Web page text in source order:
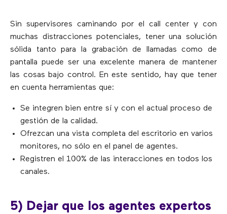
Sin supervisores caminando por el call center y con
muchas distracciones potenciales, tener una solución
sólida tanto para la grabación de llamadas como de
pantalla puede ser una excelente manera de mantener
las cosas bajo control. En este sentido, hay que tener
en cuenta herramientas que:
Se integren bien entre sí y con el actual proceso de
gestión de la calidad.
Ofrezcan una vista completa del escritorio en varios
monitores, no sólo en el panel de agentes.
Registren el 100% de las interacciones en todos los
canales.
5) Dejar que los agentes expertos